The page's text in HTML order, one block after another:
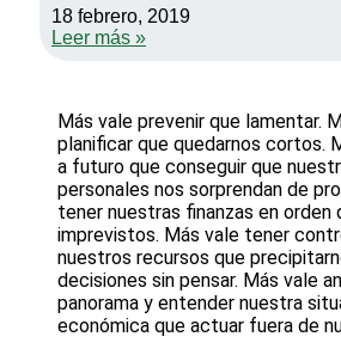
18 febrero, 2019
Leer más »
Más vale prevenir que lamentar.
planificar que quedarnos cortos.
a futuro que conseguir que
personales nos sorprendan de
tener nuestras finanzas en orden
imprevistos. Más vale tener
nuestros recursos que
decisiones sin pensar. Más vale
panorama y entender nuestra
económica que actuar fuera de